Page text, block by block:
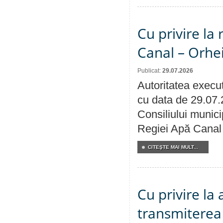
Cu privire la
Canal –
Publicat: 29.07.2026
Autoritatea
cu data de
Consiliului
Regiei Apă
CITEŞTE MAI MULT...
Cu privire la